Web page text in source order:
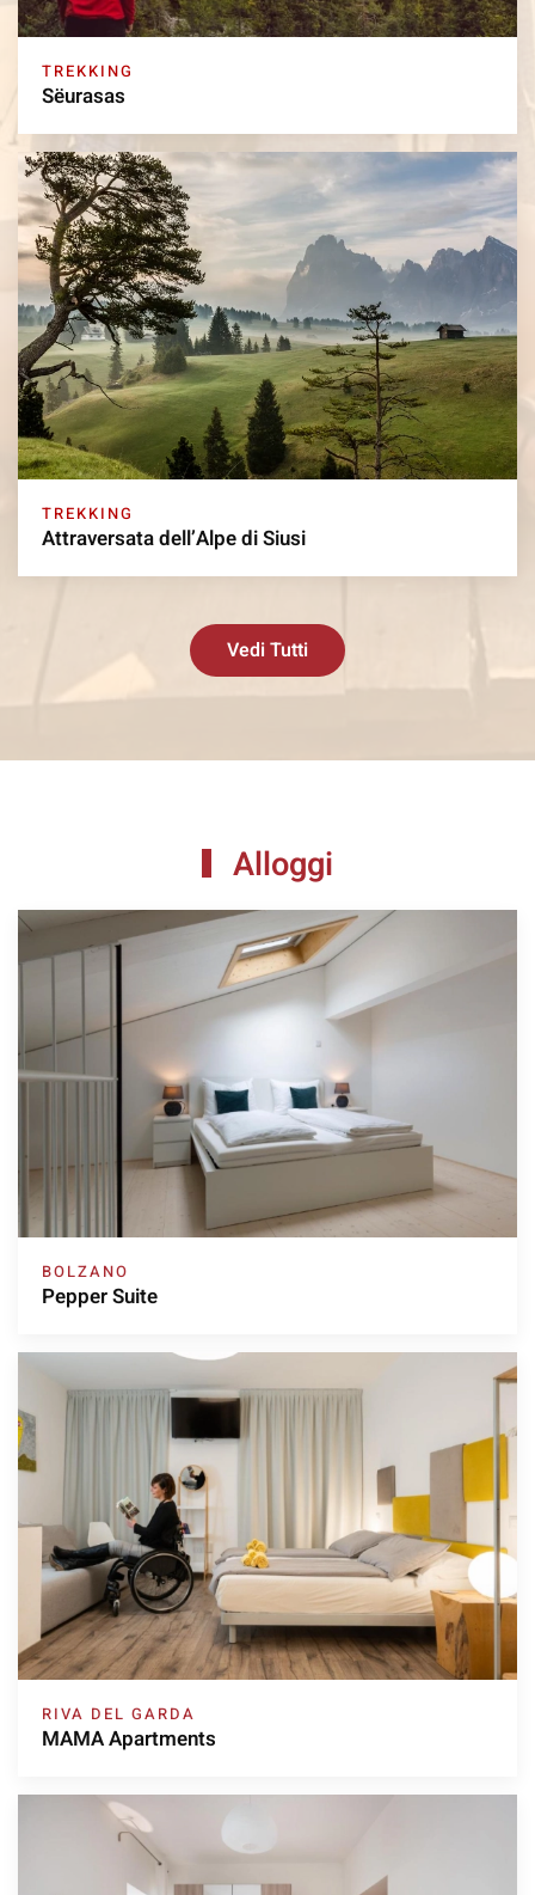
TREKKING
Sëurasas
TREKKING
Attraversata dell’Alpe di Siusi
Vedi Tutti
Alloggi
BOLZANO
Pepper Suite
RIVA DEL GARDA
MAMA Apartments